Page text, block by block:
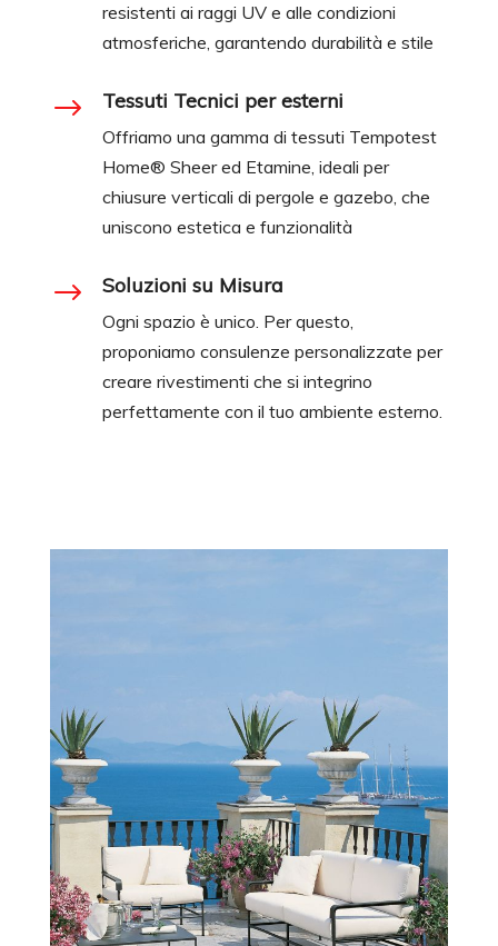
resistenti ai raggi UV e alle condizioni
atmosferiche, garantendo durabilità e stile
$ Tessuti Tecnici per esterni
Offriamo una gamma di tessuti Tempotest
Home® Sheer ed Etamine, ideali per
chiusure verticali di pergole e gazebo, che
uniscono estetica e funzionalità
$ Soluzioni su Misura
Ogni spazio è unico. Per questo,
proponiamo consulenze personalizzate per
creare rivestimenti che si integrino
perfettamente con il tuo ambiente esterno.